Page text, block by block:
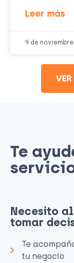
Leer más
9 de noviembre
Te
Necesito
tomar
Te
tu negocio